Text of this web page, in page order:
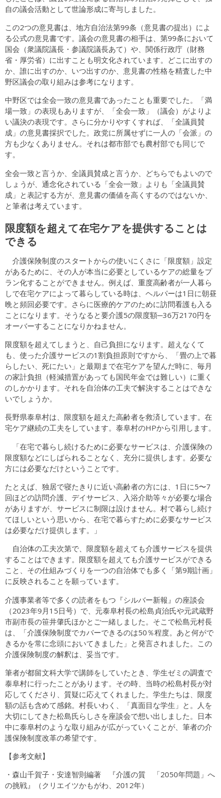
自の議会活動として世論形成に寄与しました。
この2つの意見書は、地方自治法第99条（意見書の提出）によ
る公式の意見書です。議会の意見書の相手は、第99条において
国会（衆議院議長・参議院議長あて）や、関係行政庁（財務
省・厚労省）に出すことも明文化されています。どこに出すの
か、誰に出すのか、いつ出すのか、意見書の性格を精査した中
野区議会の取り組みは参考になります。
中野区では全会一致の意見書であったことも重要でした。「満
場一致」の表現もありますが、「全会一致」（議会）がよりよ
い議決の表現です。さらに分かりやすくすれば、「全議員賛
成」の意見書採択でした。政党に所属せずに一人の「会派」の
方も少なくありません。それは都市部でも農村部でも同じで
す。
全会一致と言うか、全議員賛成と言うか、どちらでもよいので
しょうが、通念化されている「全会一致」よりも「全議員賛
成」と表記する方が、意見書の価値を高くするのではないか、
と筆者は考えています。
限度額を超えて在宅ケアを提供することは
できる
介護保険制度のスタートからの使いにくさに「限度額」設定
があるために、その人が本当に必要としているケアの総量をプ
ラン化することができません。例えば、重度高齢者が一人暮ら
しで在宅ケアによって暮らしている時は、ヘルパーは1日に朝昼
晩と頻回必要です。さらに医療的ケアのために訪問看護も入る
ことになります。そうなると要介護5の限度額─36万2170円を
オーバーすることになりかねません。
限度額を超えてしまうと、自己負担になります。超えなくて
も、使った介護サービスの1割負担原則ですから、「畳の上で暮
らしたい、死にたい」と最期まで在宅ケアを望んだ時に、毎月
の家計負担（軽減措置があっても国民年金では難しい）に重く
のしかかります。それを自治体の工夫で解決することはできな
いでしょうか。
長野県泰阜村は、限度額を超えた高齢者を救済しています。在
宅ケア継続の工夫をしています。泰阜村のHPから引用します。
「在宅で暮らし続けるために必要なサービスは、介護保険の
限度額などにしばられることなく、充分に提供します。必要な
方には必要なだけということです。
たとえば、独居で寝たきりに近い高齢者の方には、1日に5〜7
回ほどの訪問介護、デイサービス、入浴介助等々が必要な場合
がありますが、サービスに制限は設けません。村で暮らし続け
てほしいという思いから、在宅で暮らすために必要なサービス
は必要なだけ提供します。」
自治体の工夫次第で、限度額を超えても介護サービスを提供
することはできます。限度額を超えても介護サービスができる
こと、その仕組みづくりを一つの自治体でも多く「第9期計画」
に反映されることを願っています。
介護事業者等で多くの読者をもつ『シルバー新報』の座談会
（2023年9月15日号）で、元泰阜村長の松島貞治氏や元武蔵野
市副市長の笹井肇氏ほかとご一緒しました。そこで松島元村長
は、「介護保険制度でカバーできるのは50％程度。あと何がで
きるかを常に念頭においてきました」と発言されました。この
介護保険制度の解釈は、妥当です。
筆者が都留文科大学で講師をしていたとき、学生ゼミの調査で
泰阜村に行ったことがあります。その時、当時の松島村長が対
応してくださり、質疑に応えてくれました。学生たちは、限度
額の話も含めて感銘。村長いわく、「真面目な学生」と。人を
大切にしてきた松島氏らしさを座談会で想い出しました。日本
中に泰阜村のような取り組みが広がっていくことが、筆者の介
護保険制度改革の希望です。
【参考文献】
・森山千賀子・安達智則編著 『介護の質 「2050年問題」へ
の挑戦』（クリエイツかもがわ、2012年）